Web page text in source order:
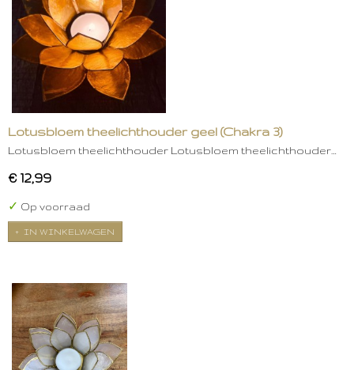
Lotusbloem theelichthouder geel (Chakra 3)
Lotusbloem theelichthouder Lotusbloem theelichthouder…
€ 12,99
✓ Op voorraad
IN WINKELWAGEN